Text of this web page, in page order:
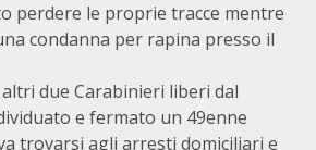
perdere le proprie tracce mentre
condanna per rapina presso il
due Carabinieri liberi dal
e fermato un 49enne
trovarsi agli arresti domiciliari e